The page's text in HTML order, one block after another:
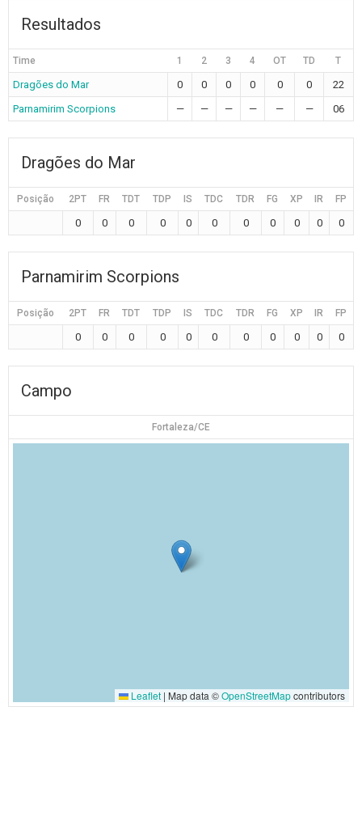
Resultados
Time 1 2 3 4 OT TD T
Dragões do Mar 0 0 0 0 0 0
22
Parnamirim Scorpions
— — — — — — 06
Dragões do Mar
Posição 2PT FR TDT TDP IS TDC TDR FG XP IR FP
0 0 0 0 0 0 0 0 0 0 0
Parnamirim Scorpions
Posição 2PT FR TDT TDP IS TDC TDR FG XP IR FP
0 0 0 0 0 0 0 0 0 0 0
Campo
Fortaleza/CE
Leaflet | Map data ©OpenStreetMapcontributors